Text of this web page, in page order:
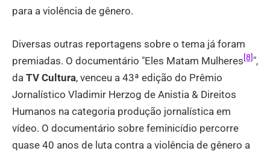
para a violência de gênero.
Diversas outras reportagens sobre o tema já foram
premiadas. O documentário "Eles Matam Mulheres[8]",
da TV Cultura, venceu a 43ª edição do Prêmio
Jornalístico Vladimir Herzog de Anistia & Direitos
Humanos na categoria produção jornalística em
vídeo. O documentário sobre feminicídio percorre
quase 40 anos de luta contra a violência de gênero a